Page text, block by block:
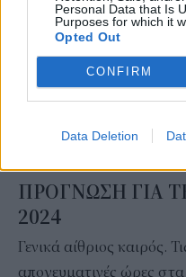
Personal Data that Is
Purposes for which it
Opted Out
CONFIRM
Data Deletion
στα πελάγη τοπικά 6
βορειοανατολικά θα
μποφόρ.
Η θερμοκρασία δεν θα
με 32 βαθμούς και στην
ΠΡΟΓΝΩΣΗ ΓΙΑ
2024
Γενικά αίθριος καιρός.
απογευματινές ώρες